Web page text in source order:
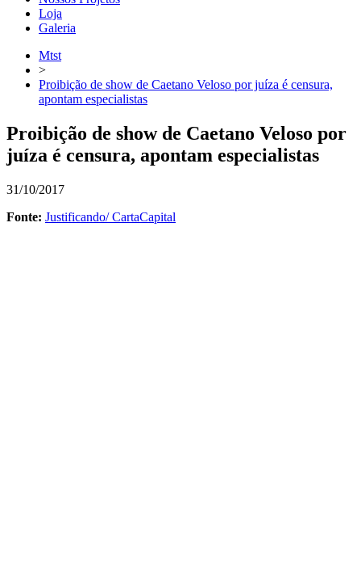
Loja
Galeria
Mtst
>
Proibição de show de Caetano Veloso por juíza é censura,
apontam especialistas
Proibição de show de Caetano Veloso por
juíza é censura, apontam especialistas
31/10/2017
Fonte: Justificando/ CartaCapital